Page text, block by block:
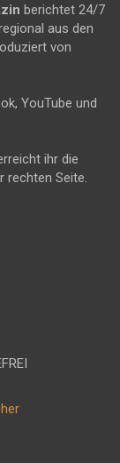
berichtet 24/7
aus den
von
YouTube und
ihr die
rechten Seite.